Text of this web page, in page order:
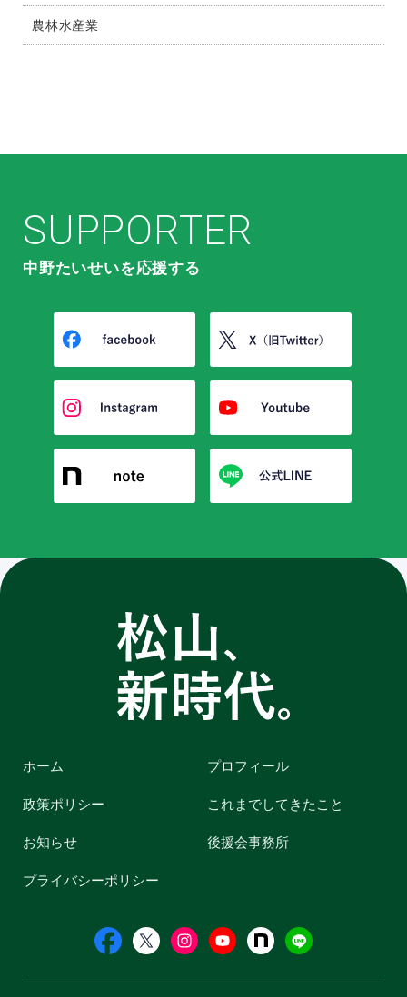
農林水産業
SUPPORTER
中野たいせいを応援する
ホーム プロフィール
政策ポリシー これまでしてきたこと
お知らせ 後援会事務所
プライバシーポリシー